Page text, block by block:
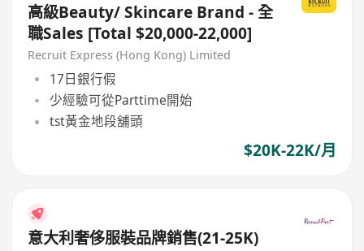
高級Beauty/ Skincare Brand - 全
職Sales [Total $20,000-22,000]
Recruit Express (Hong Kong) Limited
17日銀行假
少經驗可從Parttime開始
tst黃金地段舖頭
$20K-22K/月
意大利奢侈服裝品牌銷售(21-25K)